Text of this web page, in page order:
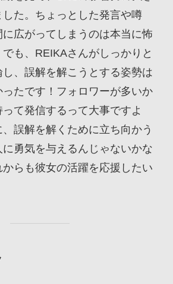
た。ちょっとした発言や噂
広がってしまうのは本当に怖
も、REIKAさんがしっかりと
、誤解を解こうとする姿勢は
たです！フォロワーが多いか
て発信するって大事ですよ
誤解を解くために立ち向かう
勇気を与えるんじゃないかな
らも彼女の活躍を応援したい